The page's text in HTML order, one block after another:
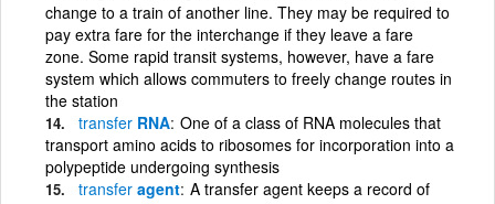
change to a train of another line. They may be required to
pay extra fare for the interchange if they leave a fare
zone. Some rapid transit systems, however, have a fare
system which allows commuters to freely change routes in
the station
transfer RNA One of a class of RNA molecules that
transport amino acids to ribosomes for incorporation into a
polypeptide undergoing synthesis
transfer agent A transfer agent keeps a record of